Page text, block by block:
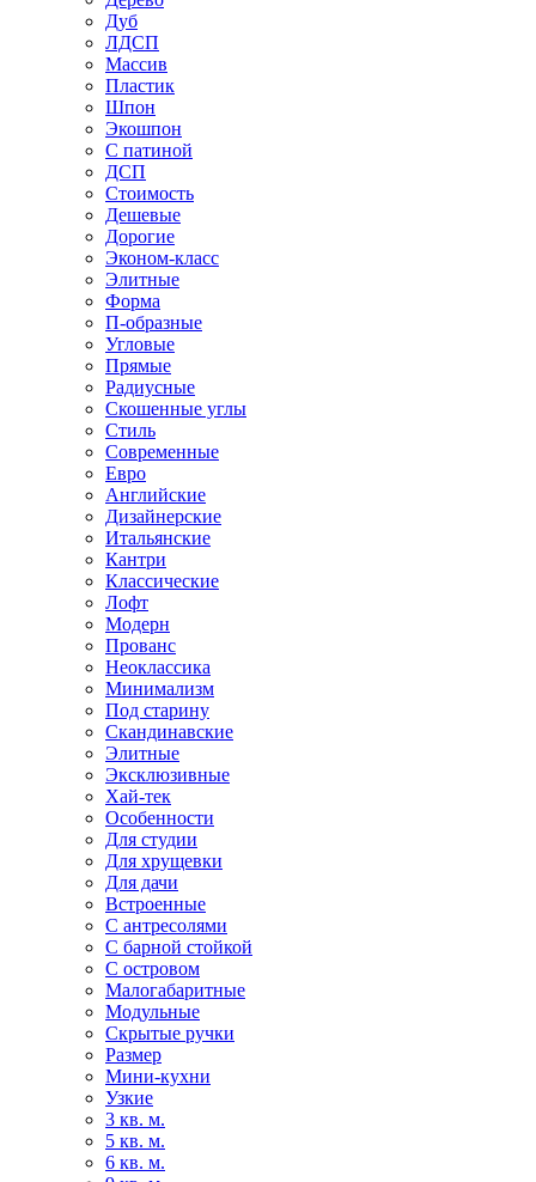
Дуб
ЛДСП
Массив
Пластик
Шпон
Экошпон
С патиной
ДСП
Стоимость
Дешевые
Дорогие
Эконом-класс
Элитные
Форма
П-образные
Угловые
Прямые
Радиусные
Скошенные углы
Стиль
Современные
Евро
Английские
Дизайнерские
Итальянские
Кантри
Классические
Лофт
Модерн
Прованс
Неоклассика
Минимализм
Под старину
Скандинавские
Элитные
Эксклюзивные
Хай-тек
Особенности
Для студии
Для хрущевки
Для дачи
Встроенные
С антресолями
С барной стойкой
С островом
Малогабаритные
Модульные
Скрытые ручки
Размер
Мини-кухни
Узкие
3 кв. м.
5 кв. м.
6 кв. м.